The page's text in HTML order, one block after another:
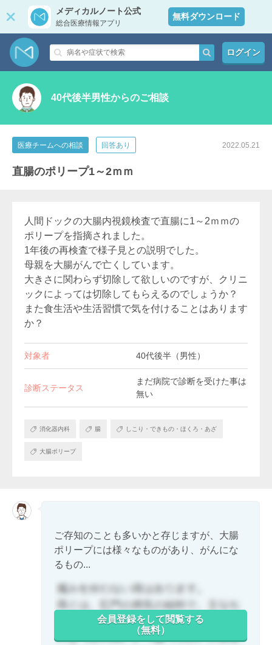
メディカルノート公式
総合医療情報アプリ
無料ダウンロード
ログイン
40代後半男性からのご相談
医療チームへの相談 回答あり 2022.05.21
直腸のポリープ1～2ｍｍ
人間ドックの大腸内視鏡検査で直腸に1～2ｍｍの
ポリープを指摘されました。
1年後の再検査で様子見との説明でした。
母親を大腸がんで亡くしています。
大きさに関わらず切除して欲しいのですが、クリニ
ックによっては切除してもらえるのでしょうか？
また食生活や生活習慣で気を付けることはあります
か？
対象者 40代後半（男性）
診断ステータス
まだ病院で診断を受けた事は
無い
消化器内科 腸 しこり・できもの・ほくろ・あざ
大腸ポリープ
ご存知のことも多いかと存じますが、大腸
ポリープには様々なものがあり、がんにな
るもの...
会員登録をして閲覧する
（無料）